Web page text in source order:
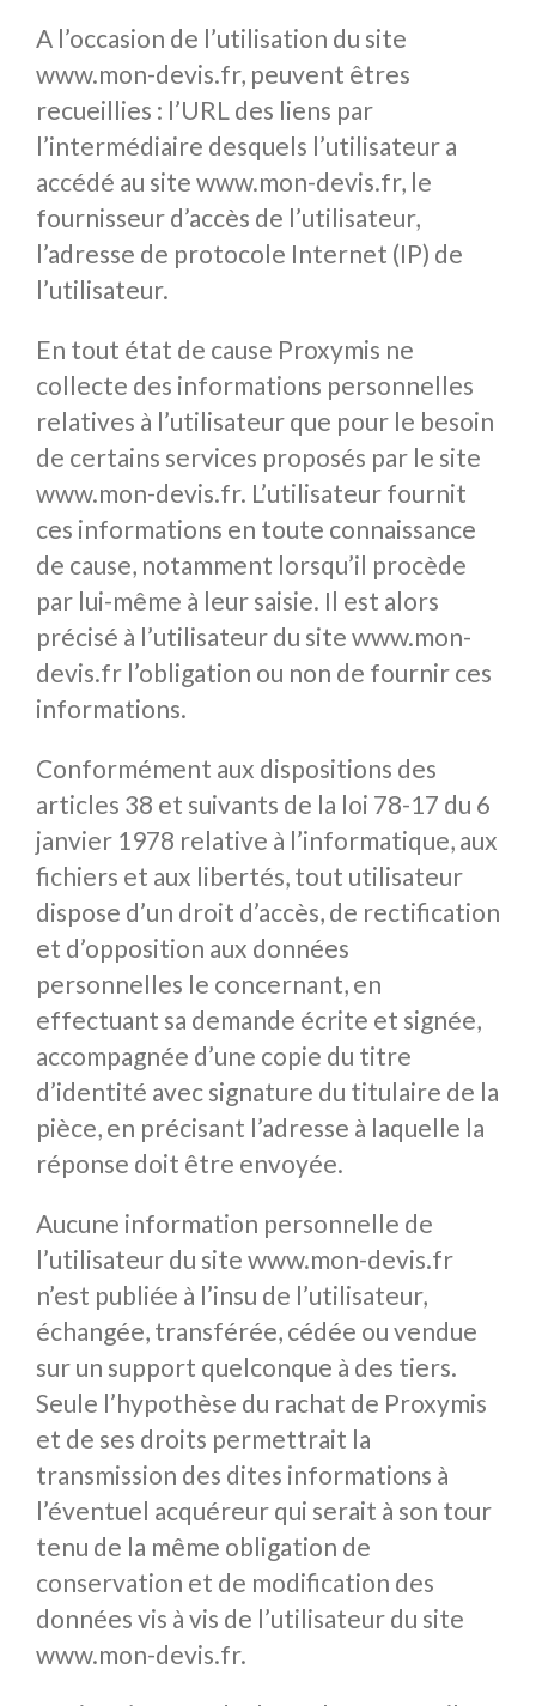
A l’occasion de l’utilisation du site
www.mon-devis.fr, peuvent êtres
recueillies : l’URL des liens par
l’intermédiaire desquels l’utilisateur a
accédé au site www.mon-devis.fr, le
fournisseur d’accès de l’utilisateur,
l’adresse de protocole Internet (IP) de
l’utilisateur.
En tout état de cause Proxymis ne
collecte des informations personnelles
relatives à l’utilisateur que pour le besoin
de certains services proposés par le site
www.mon-devis.fr. L’utilisateur fournit
ces informations en toute connaissance
de cause, notamment lorsqu’il procède
par lui-même à leur saisie. Il est alors
précisé à l’utilisateur du site www.mon-
devis.fr l’obligation ou non de fournir ces
informations.
Conformément aux dispositions des
articles 38 et suivants de la loi 78-17 du 6
janvier 1978 relative à l’informatique, aux
fichiers et aux libertés, tout utilisateur
dispose d’un droit d’accès, de rectification
et d’opposition aux données
personnelles le concernant, en
effectuant sa demande écrite et signée,
accompagnée d’une copie du titre
d’identité avec signature du titulaire de la
pièce, en précisant l’adresse à laquelle la
réponse doit être envoyée.
Aucune information personnelle de
l’utilisateur du site www.mon-devis.fr
n’est publiée à l’insu de l’utilisateur,
échangée, transférée, cédée ou vendue
sur un support quelconque à des tiers.
Seule l’hypothèse du rachat de Proxymis
et de ses droits permettrait la
transmission des dites informations à
l’éventuel acquéreur qui serait à son tour
tenu de la même obligation de
conservation et de modification des
données vis à vis de l’utilisateur du site
www.mon-devis.fr.